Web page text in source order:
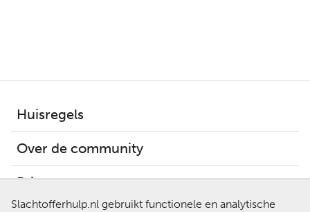
Slachtofferhulp.nl gebruikt functionele en analytische
Huisregels
Over de community
Privacy